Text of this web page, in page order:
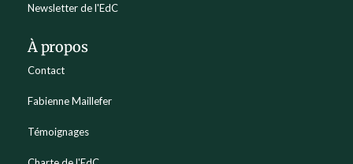
Newsletter de l'EdC
À propos
Contact
Fabienne Maillefer
Témoignages